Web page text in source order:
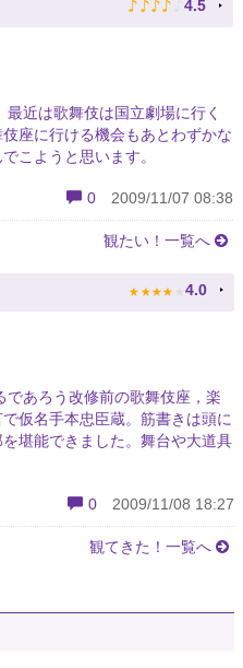
♪ ♪ ♪ ♪ ♪ 4.5
近は歌舞伎は国立劇場に行く
座に行ける機会もあとわずかな
こようと思います。
0 2009/11/07 08:38
観たい！一覧へ
★ ★ ★ ★ ★ 4.0
あろう改修前の歌舞伎座，楽
仮名手本忠臣蔵。筋書きは頭に
堪能できました。舞台や大道具
0 2009/11/08 18:27
観てきた！一覧へ